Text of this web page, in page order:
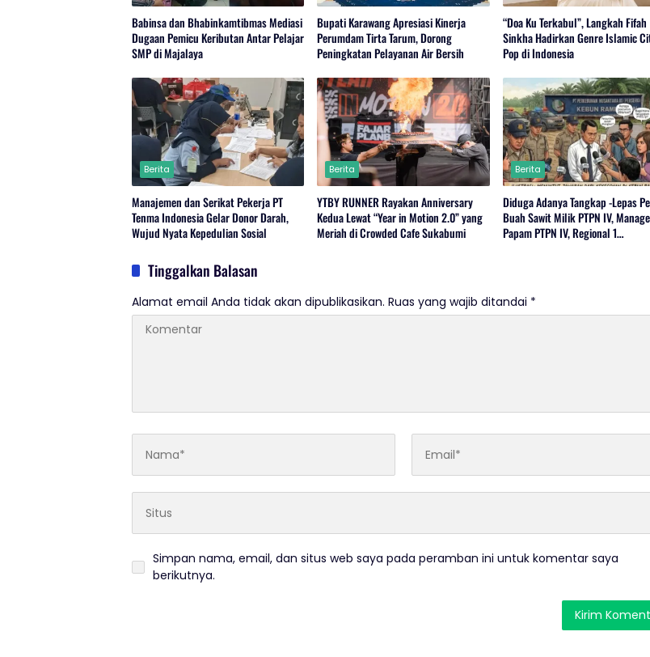
Babinsa dan Bhabinkamtibmas Mediasi
Dugaan Pemicu Keributan Antar Pelajar
SMP di Majalaya
Bupati Karawang Apresiasi Kinerja
Perumdam Tirta Tarum, Dorong
Peningkatan Pelayanan Air Bersih
“Doa Ku Terkabul”, Langkah Fifah
Sinkha Hadirkan Genre Islamic
Pop di Indonesia
Berita
Manajemen dan Serikat Pekerja PT
Tenma Indonesia Gelar Donor Darah,
Wujud Nyata Kepedulian Sosial
Berita
YTBY RUNNER Rayakan Anniversary
Kedua Lewat “Year in Motion 2.0” yang
Meriah di Crowded Cafe Sukabumi
Berita
Diduga Adanya Tangkap -Lepas
Buah Sawit Milik PTPN IV,
Papam PTPN IV, Regional 1
Tinggalkan Balasan
Alamat email Anda tidak akan dipublikasikan. Ruas yang wajib ditandai *
Simpan nama, email, dan situs web saya pada peramban ini untuk komentar saya
berikutnya.